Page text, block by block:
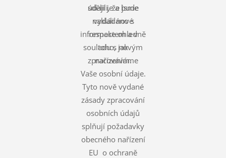
údaji je a bude
nakládáno s
respektem a v
souladu s novým
nařízením.
sdělili, že jsme
vydali nové
informace ohledně
toho, jak
zpracováváme
Vaše osobní údaje.
Tyto nově vydané
zásady zpracování
osobních údajů
splňují požadavky
obecného nařízení
EU o ochraně